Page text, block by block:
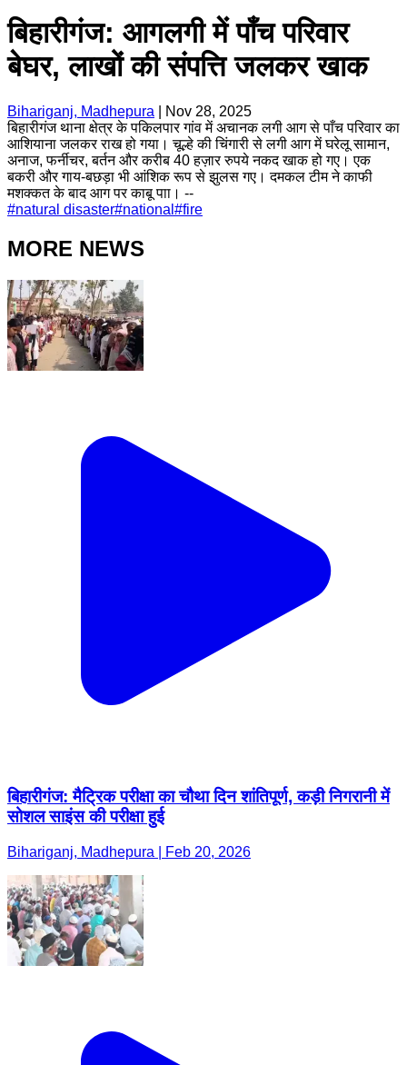
बिहारीगंज: आगलगी में पाँच परिवार
बेघर, लाखों की संपत्ति जलकर खाक
Bihariganj, Madhepura
Nov 28, 2025
बिहारीगंज थाना क्षेत्र के पकिलपार गांव में अचानक लगी आग से पाँच परिवार का
आशियाना जलकर राख हो गया। चूल्हे की चिंगारी से लगी आग में घरेलू सामान,
अनाज, फर्नीचर, बर्तन और करीब 40 हज़ार रुपये नकद खाक हो गए। एक
बकरी और गाय-बछड़ा भी आंशिक रूप से झुलस गए। दमकल टीम ने काफी
मशक्कत के बाद आग पर काबू पाा। --
#natural disaster#national #fire
MORE NEWS
बिहारीगंज: मैट्रिक परीक्षा का चौथा दिन शांतिपूर्ण, कड़ी निगरानी में
सोशल साइंस की परीक्षा हुई
Bihariganj, Madhepura | Feb 20, 2026